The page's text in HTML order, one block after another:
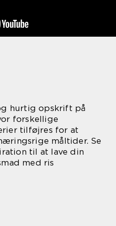
hurtig opskrift på
forskellige
tilføjres for at
måltider. Se
til at lave din
med ris